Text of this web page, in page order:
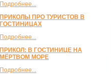
Подробнее...
ПРИКОЛЫ ПРО ТУРИСТОВ В
ГОСТИНИЦАХ
Подробнее...
ПРИКОЛ: В ГОСТИНИЦЕ НА
МЁРТВОМ МОРЕ
Подробнее...